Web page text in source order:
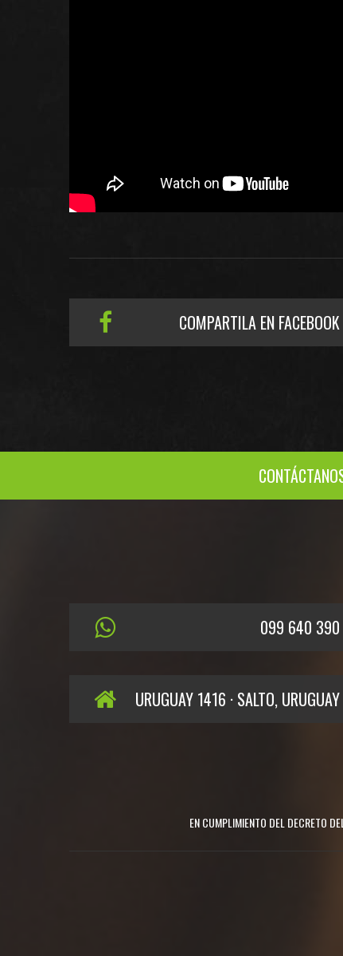
COMPARTILA EN FACEBOOK
099 640 390
URUGUAY 1416 · SALTO, URUGUAY
EN CUMPLIMIENTO DEL DECRETO